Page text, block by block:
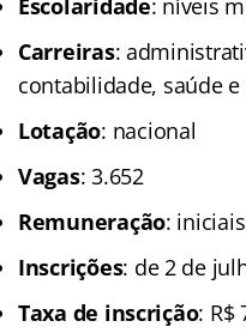
Escolaridade: níveis
Carreiras:
contabilidade, saúde
Lotação: nacional
Vagas: 3.652
Remuneração:
Inscrições: de 2 de
Taxa de inscrição: R$